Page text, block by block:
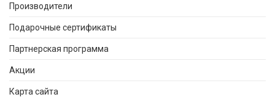
Производители
Подарочные сертификаты
Партнерская программа
Акции
Карта сайта